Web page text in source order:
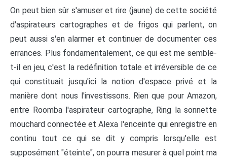
On peut bien sûr s'amuser et rire (jaune) de cette société
d'aspirateurs cartographes et de frigos qui parlent, on
peut aussi s'en alarmer et continuer de documenter ces
errances. Plus fondamentalement, ce qui est me semble-
t-il en jeu, c'est la redéfinition totale et irréversible de ce
qui constituait jusqu'ici la notion d'espace privé et la
manière dont nous l'investissons. Rien que pour Amazon,
entre Roomba l'aspirateur cartographe, Ring la sonnette
mouchard connectée et Alexa l'enceinte qui enregistre en
continu tout ce qui se dit y compris lorsqu'elle est
supposément "éteinte", on pourra mesurer à quel point ma